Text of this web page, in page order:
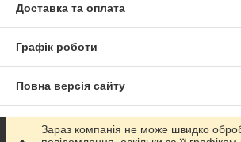
Доставка та оплата
Графік роботи
Повна версія сайту
Сайт створено на маркетплейсі Prom.ua
Зараз компанія не може швидко